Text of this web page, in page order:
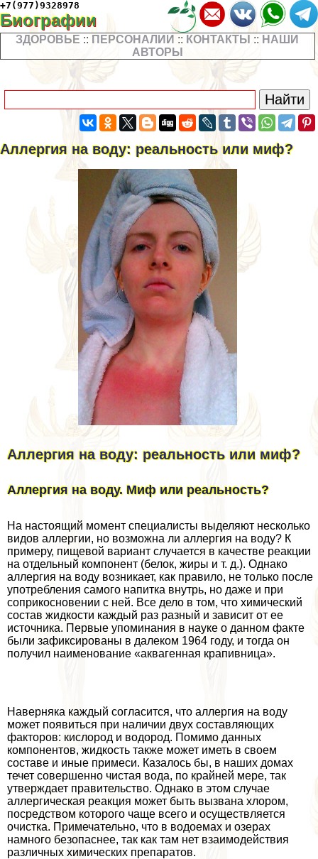
+7(977)9328978
Биографии
ЗДОРОВЬЕ :: ПЕРСОНАЛИИ :: КОНТАКТЫ :: НАШИ
АВТОРЫ
Аллергия на воду: реальность или миф?
Аллергия на воду: реальность или миф?
Аллергия на воду. Миф или реальность?
На настоящий момент специалисты выделяют несколько
видов аллергии, но возможна ли аллергия на воду? К
примеру, пищевой вариант случается в качестве реакции
на отдельный компонент (белок, жиры и т. д.). Однако
аллергия на воду возникает, как правило, не только после
употрeбления самого напитка внутрь, но даже и при
соприкосновении с ней. Все дело в том, что химический
состав жидкости каждый раз разный и зависит от ее
источника. Первые упоминания в науке о данном факте
были зафиксированы в далеком 1964 году, и тогда он
получил наименование «аквагенная крапивница».
Наверняка каждый согласится, что аллергия на воду
может появиться при наличии двух составляющих
факторов: кислород и водород. Помимо данных
компонентов, жидкость также может иметь в своем
составе и иные примеси. Казалось бы, в наших домах
течет совершенно чистая вода, по крайней мере, так
утверждает правительство. Однако в этом случае
аллергическая реакция может быть вызвана хлором,
посредством которого чаще всего и осуществляется
очистка. Примечательно, что в водоемах и озерах
намного безопаснее, так как там нет взаимодействия
различных химических препаратов.